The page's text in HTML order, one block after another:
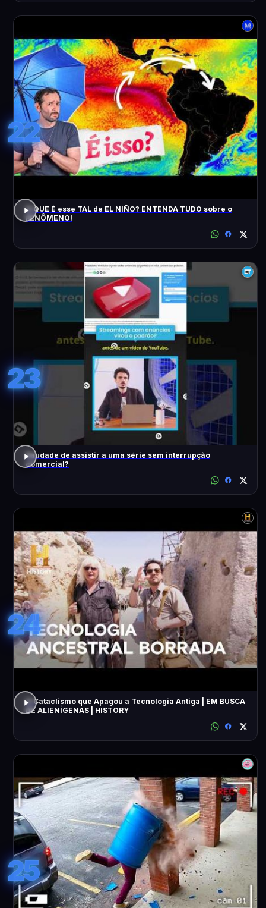
22
O QUE É esse TAL de EL NIÑO? ENTENDA TUDO sobre o
FENÔMENO!
23
Saudade de assistir a uma série sem interrupção
comercial?
24
O Cataclismo que Apagou a Tecnologia Antiga | EM BUSCA
DE ALIENÍGENAS | HISTORY
25